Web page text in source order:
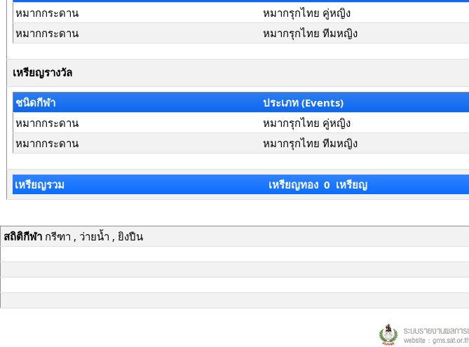
หมากกระดาน
หมากรุกไทย คู่หญิง
หมากกระดาน
หมากรุกไทย ทีมหญิง
เหรียญรางวัล
ชนิดกีฬา ประเภท (Events)
หมากกระดาน
หมากรุกไทย คู่หญิง
หมากกระดาน
หมากรุกไทย ทีมหญิง
เหรียญรวม เหรียญทอง 0 เหรียญ
สถิติกีฬากรีฑา , ว่ายน้ำ , ยิงปืน